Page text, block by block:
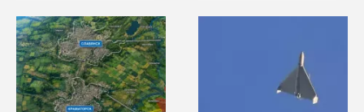
публичного суда